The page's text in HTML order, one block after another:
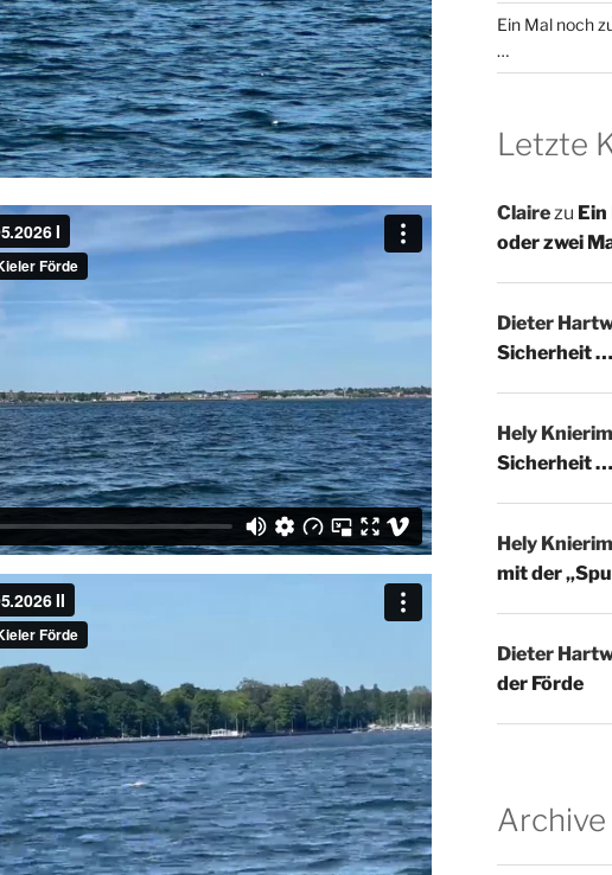
Ein Mal noch
…
Letzte
Clairezu
oder zwei
Dieter
Sicherheit
Hely Knierim
Sicherheit
Hely Knierim
mit der
Dieter
der Förde
Archive